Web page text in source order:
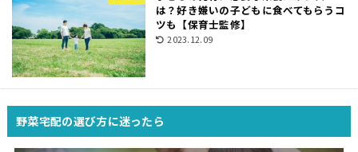
は？好き嫌いの子どもに食べてもらうコ
ツも【保育士監修】
2023.12.09
野菜宅配の選び方に迷ったら